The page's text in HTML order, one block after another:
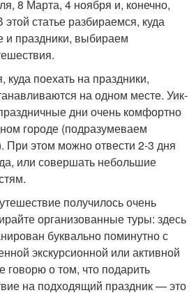
8 Марта, 4 ноября и, конечно,
статье разбираемся, куда
и праздники, выбираем
поехать на праздники,
на одном месте. Уик-
дни очень комфортно
городе (подразумеваем
При этом можно отвести 2-3 дня
или совершать небольшие
получилось очень
организованные туры: здесь
буквально поминутно с
экскурсионной или активной
о том, что подарить
на подходящий праздник — это